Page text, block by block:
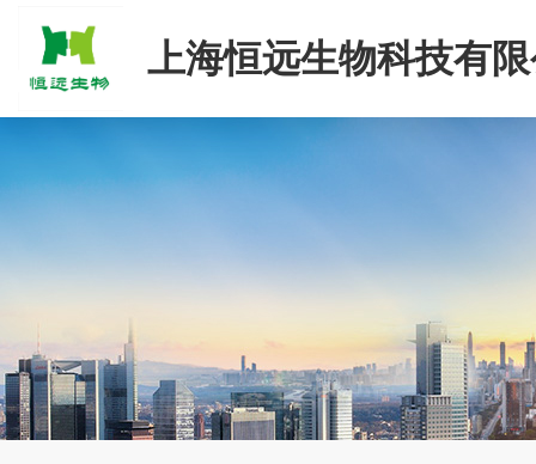
上海恒远生物科技有